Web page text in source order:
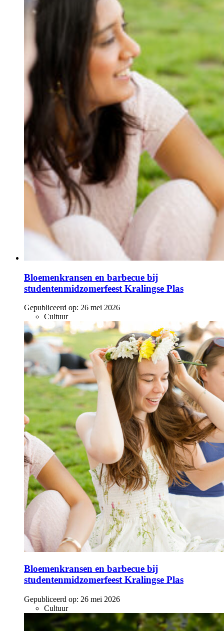
Bloemenkransen en barbecue bij
studentenmidzomerfeest Kralingse Plas
Gepubliceerd op: 26 mei 2026
Cultuur
Bloemenkransen en barbecue bij
studentenmidzomerfeest Kralingse Plas
Gepubliceerd op: 26 mei 2026
Cultuur